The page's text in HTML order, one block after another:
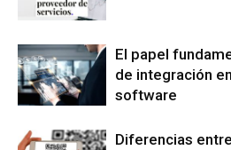
El papel
de integración
software
Diferencias